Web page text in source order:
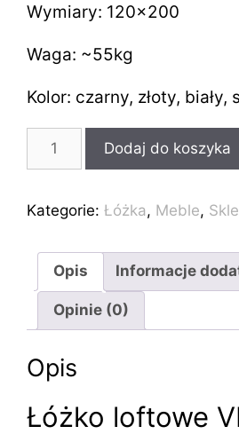
Wymiary: 120×200
Waga: ~55kg
Kolor: czarny, złoty, biały,
Industrialne
loft
120x200cm
Dodaj do koszyka
Kategorie: Łóżka, Meble,
Opis Informacje
Opinie (0)
Opis
Łóżko loftowe